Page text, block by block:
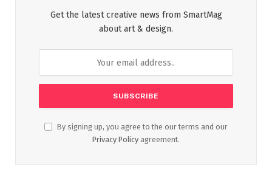
Get the latest creative news from SmartMag
about art & design.
By signing up, you agree to the our terms and our
Privacy Policy agreement.